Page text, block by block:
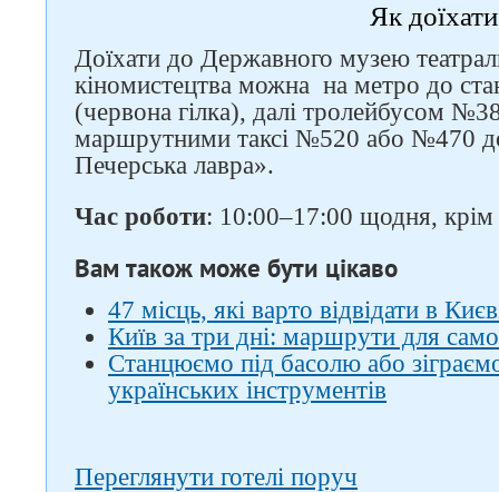
Як доїхати
Доїхати до Державного музею
кіномистецтва можна на метро до
(червона гілка), далі тролейбусом
маршрутними таксі №520 або №470
Печерська лавра».
Час роботи: 10:00–17:00 щодня, крім
Вам також може бути цікаво
47 місць, які варто відвідати в
Київ за три дні: маршрути для
Станцюємо під басолю або
українських інструментів
Переглянути готелі поруч